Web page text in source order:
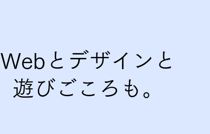
Webとデザインと
​遊びごころも。